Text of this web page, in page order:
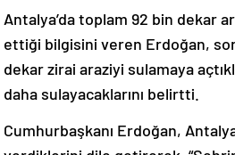
ettiği bilgisini veren Erdoğan,
dekar zirai araziyi sulamaya
daha sulayacaklarını belirtti.
verdiklerini dile getirerek,